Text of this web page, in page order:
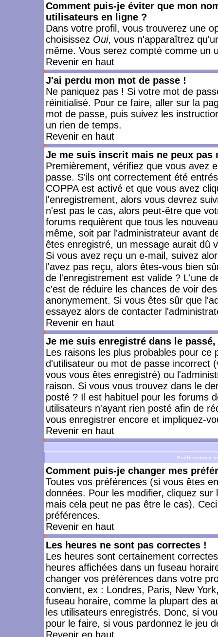
Comment puis-je éviter que mon
utilisateurs en ligne ?
Dans votre profil, vous trouverez une
choisissez Oui, vous n'apparaîtrez
même. Vous serez compté comme un
Revenir en haut
J'ai perdu mon mot de passe !
Ne paniquez pas ! Si votre mot de
réinitialisé. Pour ce faire, aller sur la
mot de passe, puis suivez les
un rien de temps.
Revenir en haut
Je me suis inscrit mais ne peux pas
Premièrement, vérifiez que vous avez
passe. S'ils ont correctement été
COPPA est activé et que vous avez
l'enregistrement, alors vous devrez
n'est pas le cas, alors peut-être que
forums requièrent que tous les
même, soit par l'administrateur avant
êtes enregistré, un message aurait dû
Si vous avez reçu un e-mail, suivez
l'avez pas reçu, alors êtes-vous bien
de l'enregistrement est valide ? L'une
c'est de réduire les chances de voir
anonymement. Si vous êtes sûr que
essayez alors de contacter
Revenir en haut
Je me suis enregistré dans le
Les raisons les plus probables pour
d'utilisateur ou mot de passe incorrect
vous vous êtes enregistré) ou
raison. Si vous vous trouvez dans le
posté ? Il est habituel pour les forums
utilisateurs n'ayant rien posté afin de
vous enregistrer encore et impliquez-
Revenir en haut
Préférences
Comment puis-je changer mes
Toutes vos préférences (si vous êtes
données. Pour les modifier, cliquez sur
mais cela peut ne pas être le cas).
préférences.
Revenir en haut
Les heures ne sont pas correctes !
Les heures sont certainement
heures affichées dans un fuseau
changer vos préférences dans votre
convient, ex : Londres, Paris, New
fuseau horaire, comme la plupart des
les utilisateurs enregistrés. Donc, si
pour le faire, si vous pardonnez le jeu
Revenir en haut